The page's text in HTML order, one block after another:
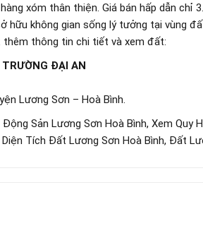
xóm thân thiện. Giá bán hấp dẫn chỉ
hữu không gian sống lý tưởng tại vùng
thêm thông tin chi tiết và xem đất:
TRƯỜNG ĐẠI AN
Lương Sơn – Hoà Bình.
Sản Lương Sơn Hoà Bình, Xem Quy
Tích Đất Lương Sơn Hoà Bình, Đất